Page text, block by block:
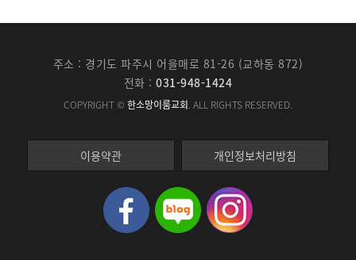
주소 : 경기도 파주시 어을매로 81-26 (교하동 872)
전화 :031-948-1424
COPYRIGHT © 한소망이룸교회. ALL RIGHTS RESERVED.
이용약관 개인정보처리방침